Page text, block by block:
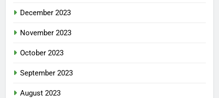
December 2023
November 2023
October 2023
September 2023
August 2023